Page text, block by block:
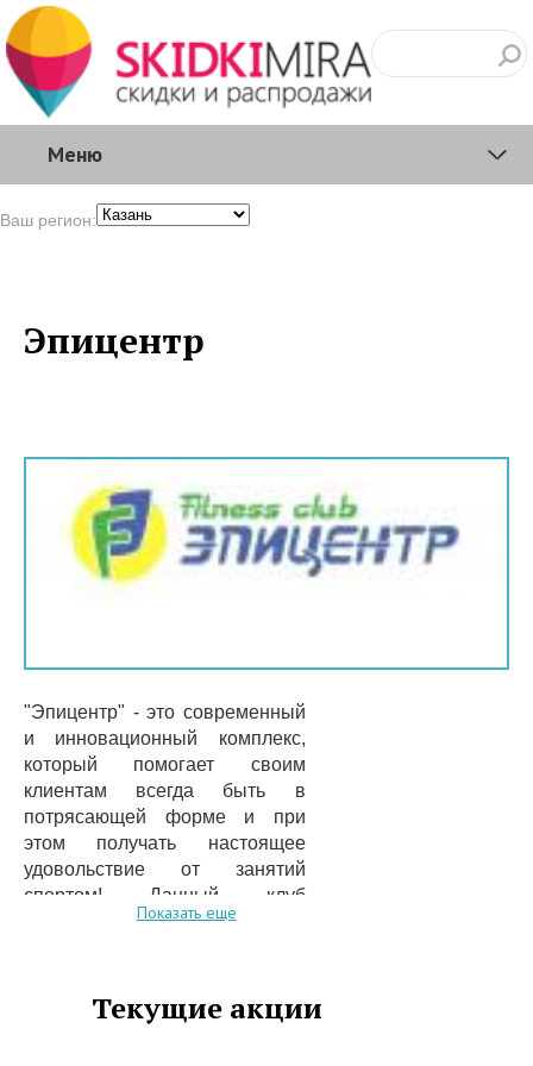
Меню
Ваш регион:
Эпицентр
"Эпицентр" - это современный
и инновационный комплекс,
который помогает своим
клиентам всегда быть в
потрясающей форме и при
этом получать настоящее
удовольствие от занятий
спортом! Данный клуб
предлагает поистине широкий
формы, укрепление организма
и моделирование самой
Показать еще
Текущие акции